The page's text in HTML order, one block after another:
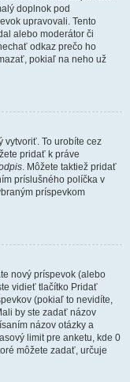
doplnok pod
upravovali. Tento
alebo moderátor či
odkaz prečo ho
pokiaľ na neho už
vytvoriť. To urobíte cez
pridať k práve
. Môžete taktiež pridať
príslušného políčka v
príspevkom
nový príspevok (alebo
vidieť tlačítko Pridať
(pokiaľ to nevidíte,
by ste zadať názov
názov otázky a
limit pre anketu, kde 0
môžete zadať, určuje